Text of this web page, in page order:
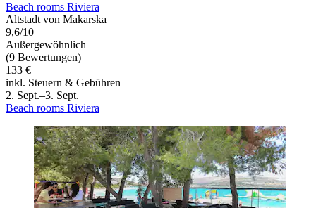
Beach rooms Riviera
Altstadt von Makarska
9,6/10
Außergewöhnlich
(9 Bewertungen)
133 €
inkl. Steuern & Gebühren
2. Sept.–3. Sept.
Beach rooms Riviera